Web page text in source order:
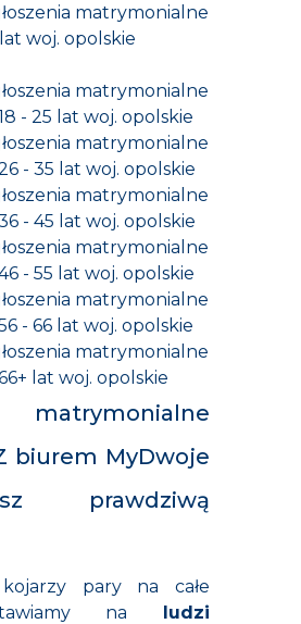
matrymonialne
woj. opolskie
matrymonialne
- 25 lat woj. opolskie
matrymonialne
- 35 lat woj. opolskie
matrymonialne
- 45 lat woj. opolskie
matrymonialne
- 55 lat woj. opolskie
matrymonialne
- 66 lat woj. opolskie
matrymonialne
lat woj. opolskie
biurem MyDwoje
prawdziwą
pary na całe
na ludzi